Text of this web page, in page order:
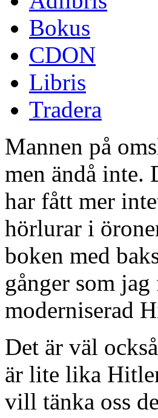
Bokus
CDON
Libris
Tradera
Mannen på
men ändå inte.
har fått mer
hörlurar i
boken med
gånger som
moderniserad
Det är väl
är lite lika
vill tänka oss